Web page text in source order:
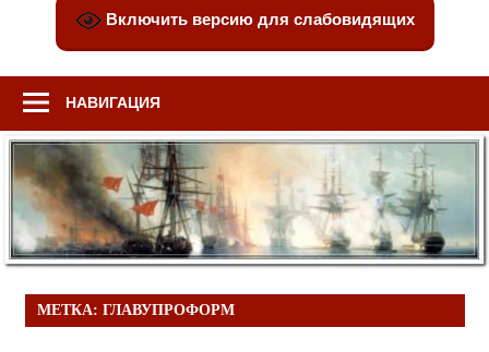
Включить версию для слабовидящих
НАВИГАЦИЯ
МЕТКА: ГЛАВУПРОФОРМ